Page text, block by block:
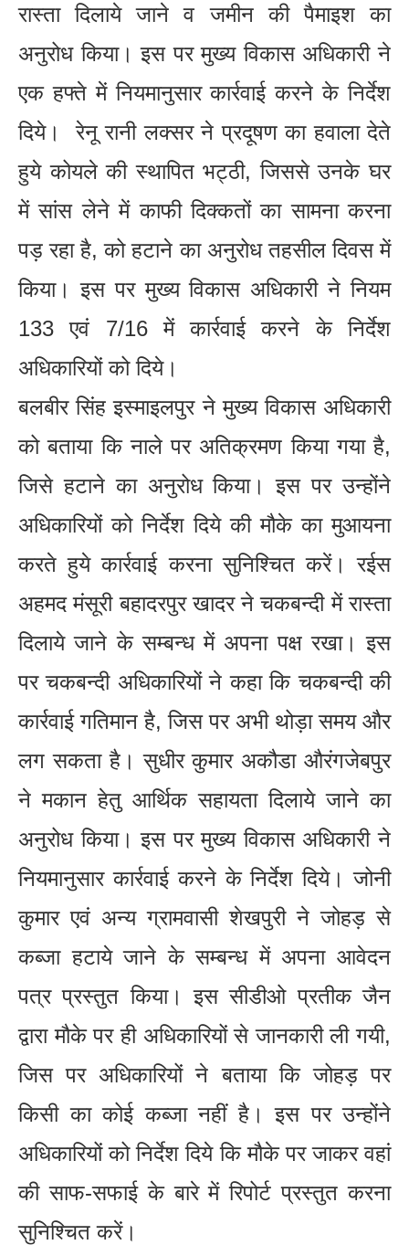
रास्ता दिलाये जाने व जमीन की पैमाइश का
अनुरोध किया। इस पर मुख्य विकास अधिकारी ने
एक हफ्ते में नियमानुसार कार्रवाई करने के निर्देश
दिये। रेनू रानी लक्सर ने प्रदूषण का हवाला देते
हुये कोयले की स्थापित भट्ठी, जिससे उनके घर
में सांस लेने में काफी दिक्कतों का सामना करना
पड़ रहा है, को हटाने का अनुरोध तहसील दिवस में
किया। इस पर मुख्य विकास अधिकारी ने नियम
133 एवं 7/16 में कार्रवाई करने के निर्देश
अधिकारियों को दिये।
बलबीर सिंह इस्माइलपुर ने मुख्य विकास अधिकारी
को बताया कि नाले पर अतिक्रमण किया गया है,
जिसे हटाने का अनुरोध किया। इस पर उन्होंने
अधिकारियों को निर्देश दिये की मौके का मुआयना
करते हुये कार्रवाई करना सुनिश्चित करें। रईस
अहमद मंसूरी बहादरपुर खादर ने चकबन्दी में रास्ता
दिलाये जाने के सम्बन्ध में अपना पक्ष रखा। इस
पर चकबन्दी अधिकारियों ने कहा कि चकबन्दी की
कार्रवाई गतिमान है, जिस पर अभी थोड़ा समय और
लग सकता है। सुधीर कुमार अकौडा औरंगजेबपुर
ने मकान हेतु आर्थिक सहायता दिलाये जाने का
अनुरोध किया। इस पर मुख्य विकास अधिकारी ने
नियमानुसार कार्रवाई करने के निर्देश दिये। जोनी
कुमार एवं अन्य ग्रामवासी शेखपुरी ने जोहड़ से
कब्जा हटाये जाने के सम्बन्ध में अपना आवेदन
पत्र प्रस्तुत किया। इस सीडीओ प्रतीक जैन
द्वारा मौके पर ही अधिकारियों से जानकारी ली गयी,
जिस पर अधिकारियों ने बताया कि जोहड़ पर
किसी का कोई कब्जा नहीं है। इस पर उन्होंने
अधिकारियों को निर्देश दिये कि मौके पर जाकर वहां
की साफ-सफाई के बारे में रिपोर्ट प्रस्तुत करना
सुनिश्चित करें।